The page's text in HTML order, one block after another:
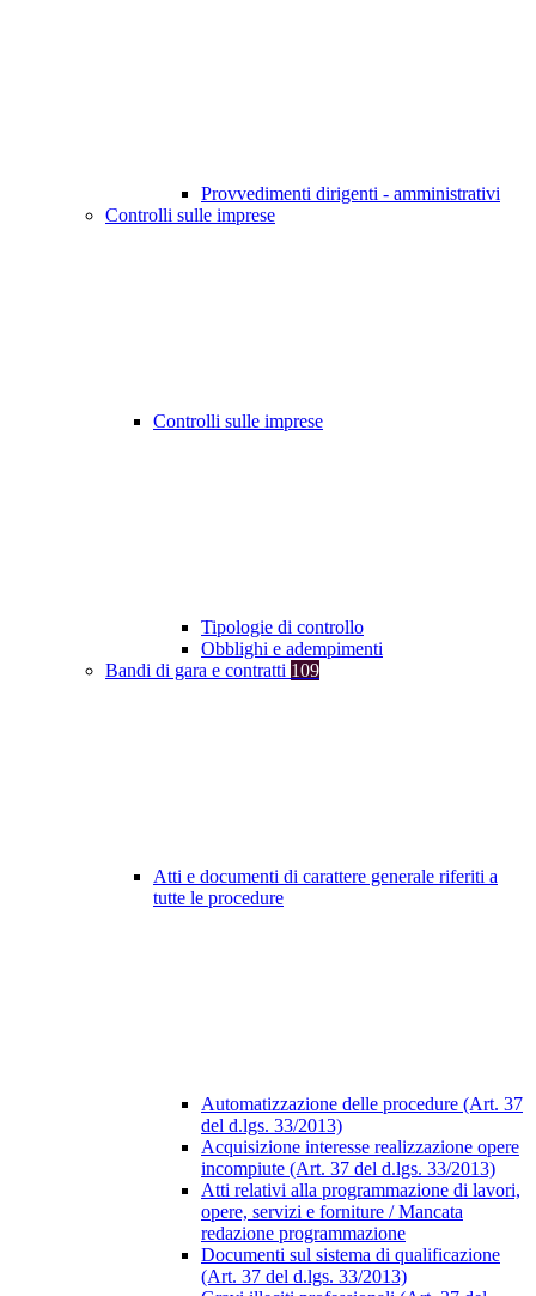
Provvedimenti dirigenti - amministrativi
Controlli sulle imprese
Controlli sulle imprese
Tipologie di controllo
Obblighi e adempimenti
Bandi di gara e contratti 109
Atti e documenti di carattere generale riferiti a
tutte le procedure
Automatizzazione delle procedure (Art. 37
del d.lgs. 33/2013)
Acquisizione interesse realizzazione opere
incompiute (Art. 37 del d.lgs. 33/2013)
Atti relativi alla programmazione di lavori,
opere, servizi e forniture / Mancata
redazione programmazione
Documenti sul sistema di qualificazione
(Art. 37 del d.lgs. 33/2013)